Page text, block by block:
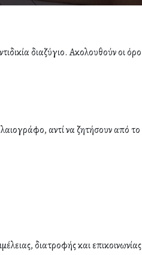
διαζύγιο. Ακολουθούν οι
αντί να ζητήσουν από το
διατροφής και